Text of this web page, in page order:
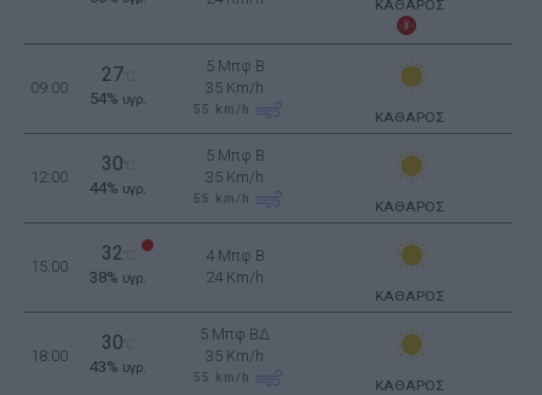
ΚΑΘΑΡΟΣ
09:00
27
54% υγρ.
5 Μπφ B
35 Km/h
55 km/h ΚΑΘΑΡΟΣ
12:00
30
44% υγρ.
5 Μπφ B
35 Km/h
55 km/h ΚΑΘΑΡΟΣ
15:00
32
38% υγρ.
4 Μπφ B
24 Km/h
ΚΑΘΑΡΟΣ
18:00
30
43% υγρ.
5 Μπφ ΒΔ
35 Km/h
55 km/h ΚΑΘΑΡΟΣ